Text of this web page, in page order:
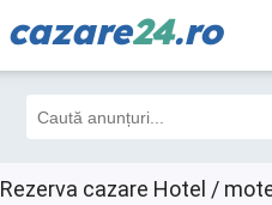
cazare24.ro
Rezerva cazare Hotel /
Filtre 3 Toate
2